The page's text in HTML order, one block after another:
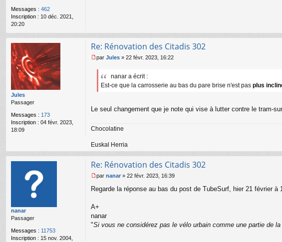
Messages : 462
Inscription : 10 déc. 2021,
20:20
l
Jules
Passager
Messages : 173
Inscription : 04 févr. 2023,
18:09
Re: Rénovation des Citadis 302
e
a
e
n
u
par Jules » 22 févr. 2023, 16:22
nanar a écrit :
Est-ce que la carrosserie au bas du pare brise n'est pas plus
Le seul changement que je note qui vise à lutter contre le tram-
Chocolatine
Euskal Herria
nanar
Passager
Messages : 11753
Inscription : 15 nov. 2004,
Re: Rénovation des Citadis 302
e
g
e
par nanar » 22 févr. 2023, 16:39
Regarde la réponse au bas du post de TubeSurf, hier 21 février à
A+
nanar
"Si vous ne considérez pas le vélo urbain comme une partie de